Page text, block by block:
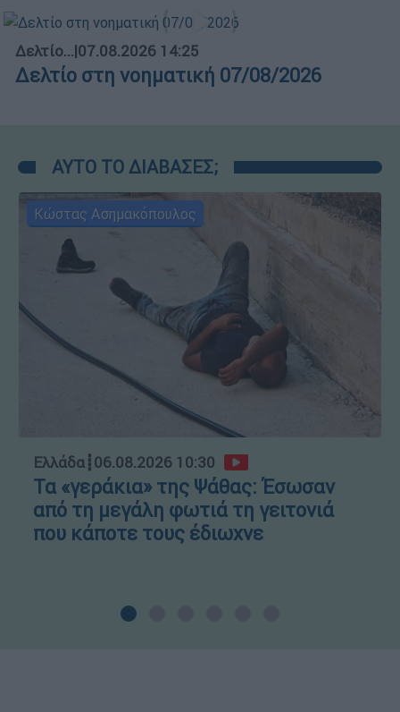
Δελτίο...|07.08.2026 14:25
Δελτίο στη νοηματική 07/08/2026
ΑΥΤΟ ΤΟ ΔΙΑΒΑΣΕΣ;
Κώστας Ασημακόπουλος
Ελλάδα┋06.08.2026 10:30
Τα «γεράκια» της Ψάθας: Έσωσαν
από τη μεγάλη φωτιά τη γειτονιά
που κάποτε τους έδιωχνε